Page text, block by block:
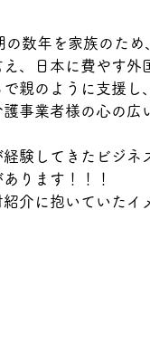
数年を家族のため
、日本に費やす外
親のように支援し、
事業者様の心の広
験してきたビジネ
ります！！！
介に抱いていたイ